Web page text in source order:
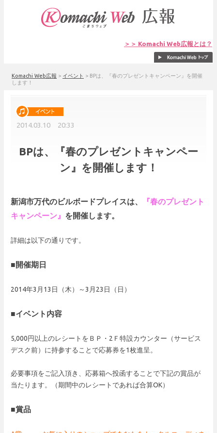
＞＞ Komachi Web広報とは？
Komachi Web広報 > イベント > BPは、『春のプレゼントキャンペーン』を開催
します！
2014.03.10 20:33
BPは、『春のプレゼントキャンペー
ン』を開催します！
新潟市万代のビルボードプレイスは、
『春のプレゼント
キャンペーン』 を開催します。
詳細は以下の通りです。
■開催期日
2014年3月13日（木）～3月23日（日）
■イベント内容
5,000円以上のレシートをＢＰ・2Ｆ特設カウンター（サービス
デスク前）に持参することで応募券を1枚進呈。
必要事項をご記入頂き、応募箱へ投函することで下記の賞品が
当たります。（期間中のレシートであれば合算OK）
■賞品